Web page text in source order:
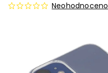
Neohodnoceno